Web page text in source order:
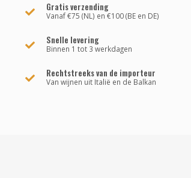
Gratis verzending
Vanaf €75 (NL) en €100 (BE en DE)
Snelle levering
Binnen 1 tot 3 werkdagen
Rechtstreeks van de importeur
Van wijnen uit Italië en de Balkan